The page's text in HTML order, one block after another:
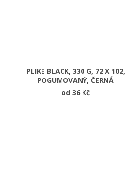
PLIKE BLACK, 330 G, 72 X 102,
POGUMOVANÝ, ČERNÁ
od 36 Kč